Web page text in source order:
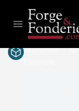
Open main menu
Matériaux /